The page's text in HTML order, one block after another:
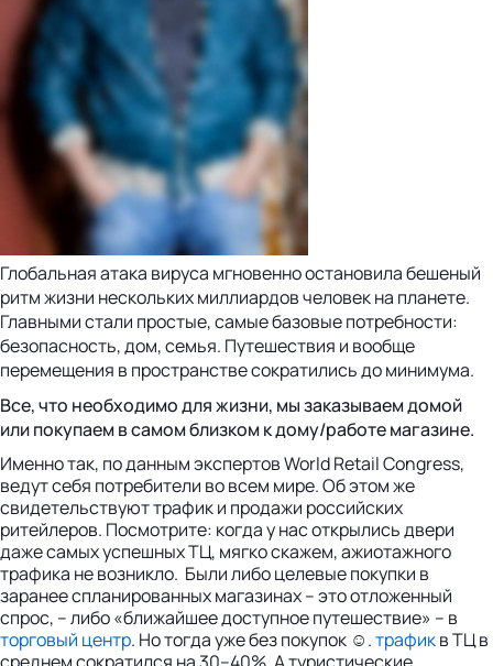
Глобальная атака вируса мгновенно остановила бешеный
ритм жизни нескольких миллиардов человек на планете.
Главными стали простые, самые базовые потребности:
безопасность, дом, семья. Путешествия и вообще
перемещения в пространстве сократились до минимума.
Все, что необходимо для жизни, мы заказываем домой
или покупаем в самом близком к дому/работе магазине.
Именно так, по данным экспертов World Retail Congress,
ведут себя потребители во всем мире. Об этом же
свидетельствуют трафик и продажи российских
ритейлеров. Посмотрите: когда у нас открылись двери
даже самых успешных ТЦ, мягко скажем, ажиотажного
трафика не возникло. Были либо целевые покупки в
заранее спланированных магазинах – это отложенный
спрос, – либо «ближайшее доступное путешествие» – в
торговый центр. Но тогда уже без покупок ☺.трафикв ТЦ в
среднем сократился на 30–40%. А туристические